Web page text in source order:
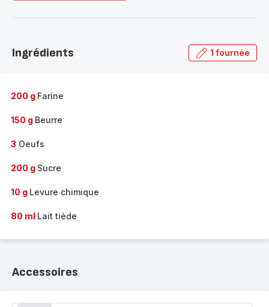
gamme
Ingrédients 1 fournée
200 g Farine
150 g Beurre
3 Oeufs
200 g Sucre
10 g Levure chimique
80 ml Lait tiède
Accessoires